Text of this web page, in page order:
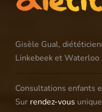
Gisèle Gual,
Linkebeek et Waterloo
Consultations enfants
Sur rendez-vous